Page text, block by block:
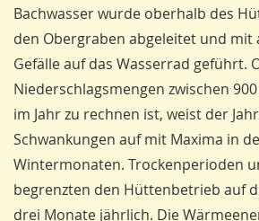
Bachwasser wurde oberhalb des
den Obergraben abgeleitet und mit
Gefälle auf das Wasserrad geführt.
Niederschlagsmengen zwischen
im Jahr zu rechnen ist, weist der
Schwankungen auf mit Maxima in
Wintermonaten. Trockenperioden
begrenzten den Hüttenbetrieb auf
drei Monate jährlich. Die